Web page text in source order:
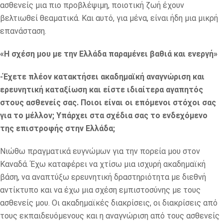
ασθενείς μια πιο προβλέψιμη, ποιοτική ζωή έχουν
βελτιωθεί θεαματικά. Και αυτό, για μένα, είναι ήδη μια μικρή
επανάσταση.
«Η σχέση μου με την Ελλάδα παραμένει βαθιά και ενεργή»
-Έχετε πλέον κατακτήσει ακαδημαϊκή αναγνώριση και
ερευνητική καταξίωση και είστε ιδιαίτερα αγαπητός
στους ασθενείς σας. Ποιοι είναι οι επόμενοι στόχοι σας
για το μέλλον; Υπάρχει στα σχέδια σας το ενδεχόμενο
της επιστροφής στην Ελλάδα;
Νιώθω πραγματικά ευγνώμων για την πορεία μου στον
Καναδά. Έχω καταφέρει να χτίσω μια ισχυρή ακαδημαϊκή
βάση, να αναπτύξω ερευνητική δραστηριότητα με διεθνή
αντίκτυπο και να έχω μια σχέση εμπιστοσύνης με τους
ασθενείς μου. Οι ακαδημαϊκές διακρίσεις, οι διακρίσεις από
τους εκπαιδευόμενους και η αναγνώριση από τους ασθενείς